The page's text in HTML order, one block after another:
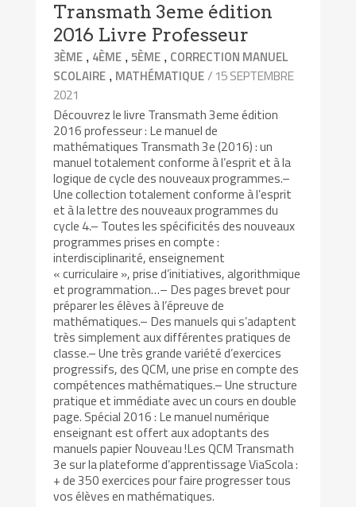
Transmath 3eme édition
2016 Livre Professeur
3ÈME , 4ÈME ,5ÈME , CORRECTION MANUEL
SCOLAIRE , MATHÉMATIQUE/ 15 SEPTEMBRE
2021
Découvrez le livre Transmath 3eme édition
2016 professeur : Le manuel de
mathématiques Transmath 3e (2016) : un
manuel totalement conforme à l’esprit et à la
logique de cycle des nouveaux programmes.–
Une collection totalement conforme à l’esprit
et à la lettre des nouveaux programmes du
cycle 4.– Toutes les spécificités des nouveaux
programmes prises en compte :
interdisciplinarité, enseignement
« curriculaire », prise d’initiatives, algorithmique
et programmation…– Des pages brevet pour
préparer les élèves à l’épreuve de
mathématiques.– Des manuels qui s’adaptent
très simplement aux différentes pratiques de
classe.– Une très grande variété d’exercices
progressifs, des QCM, une prise en compte des
compétences mathématiques.– Une structure
pratique et immédiate avec un cours en double
page. Spécial 2016 : Le manuel numérique
enseignant est offert aux adoptants des
manuels papier Nouveau !Les QCM Transmath
3e sur la plateforme d’apprentissage ViaScola :
+ de 350 exercices pour faire progresser tous
vos élèves en mathématiques.